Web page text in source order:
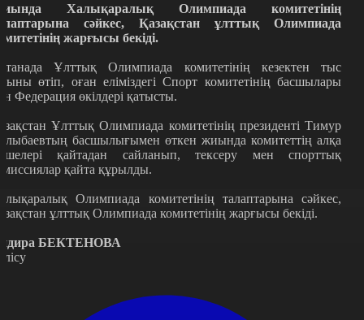
Халықаралық Олимпиада комитетінің
сәйкес, Қазақстан ұлттық Олимпиада
жарғысы бекіді.
Ұлттық Олимпиада комитетінің кезектен тыс
өтіп, оған еліміздегі Спорт комитетінің басшылары
Федерация өкілдері қатысты.
Ұлттық Олимпиада комитетінің президенті Тимур
басшылығымен өткен жиында комитеттің алқа
қайтадан сайланып, тексеру мен спорттық
қайта құрылды.
Олимпиада комитетінің талаптарына сәйкес,
ұлттық Олимпиада комитетінің жарғысы бекіді.
БЕКТЕНОВА